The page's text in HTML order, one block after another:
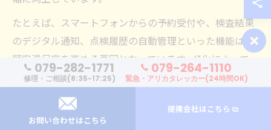
たとえば、スマートフォンからの予約受付や、検査結果
のデジタル通知、点検履歴の自動管理といった機能は、
顧客満足度を高める要因となっています。IT化によって、
ミスや漏れの防止、スタッフ間の情報共有もスムーズに
なり、サービス品質の均一化が図られています。
一方で、システム導入には初期コストや運用面での課題
×
079-282-1771
修理・ご相談(8:35-17:25)
079-264-1110
緊急・アリカタレッカー(24時間OK)
お問い合わせはこちら
提携会社はこちら